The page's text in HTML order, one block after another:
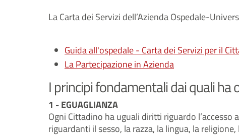
La Carta dei Servizi dell’Azienda Ospedale-
Guida all'ospedale - Carta dei Servizi per il
La Partecipazione in Azienda
I principi fondamentali dai quali ha
1 - EGUAGLIANZA
Ogni Cittadino ha uguali diritti riguardo
riguardanti il sesso, la razza, la lingua, la